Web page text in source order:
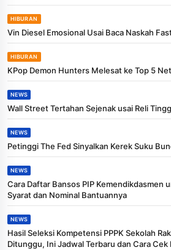
HIBURAN
Vin Diesel Emosional Usai Baca Naskah
HIBURAN
KPop Demon Hunters Melesat ke Top 5
NEWS
Wall Street Tertahan Sejenak usai Reli
NEWS
Petinggi The Fed Sinyalkan Kerek Suku
NEWS
Cara Daftar Bansos PIP Kemendikdasmen
Syarat dan Nominal Bantuannya
NEWS
Hasil Seleksi Kompetensi PPPK Sekolah
Ditunggu, Ini Jadwal Terbaru dan Cara Cek